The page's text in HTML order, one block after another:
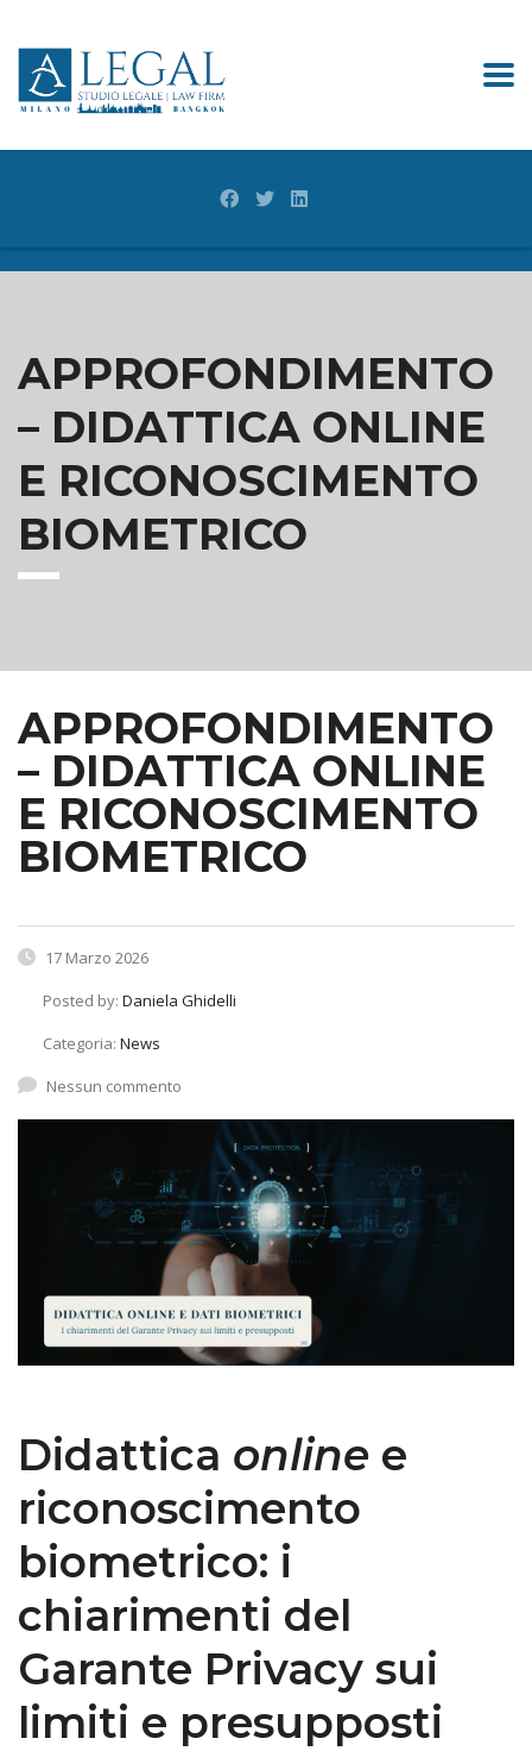
APPROFONDIMENTO
– DIDATTICA ONLINE
E RICONOSCIMENTO
BIOMETRICO
APPROFONDIMENTO
– DIDATTICA ONLINE
E RICONOSCIMENTO
BIOMETRICO
17 Marzo 2026
Posted by: Daniela Ghidelli
Categoria: News
Nessun commento
Didattica online e
riconoscimento
biometrico: i
chiarimenti del
Garante Privacy sui
limiti e presupposti